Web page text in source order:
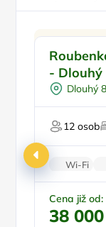
Půjčení
Sauna
Pro
Pro
- Dlouhý
Dlouhý
12 osob
Wi-Fi
Cena již od:
38